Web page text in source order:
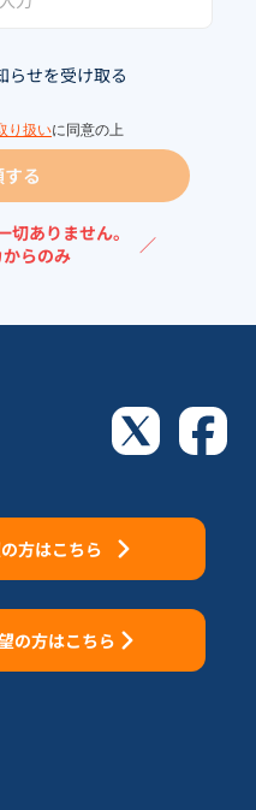
らせを受け取る
り扱いに同意の上
る
切ありません。
らのみ
／
方はこちら
の方はこちら